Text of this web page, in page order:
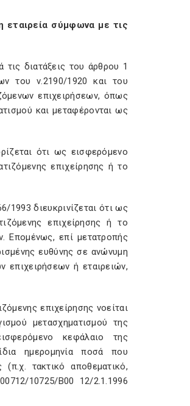
εταιρεία σύμφωνα με τις
διατάξεις του άρθρου 1
του ν.2190/1920 και του
επιχειρήσεων, όπως
και μεταφέρονται ως
ότι ως εισφερόμενο
επιχείρησης ή το
διευκρινίζεται ότι ως
επιχείρησης ή το
Επομένως, επί μετατροπής
ευθύνης σε ανώνυμη
επιχειρήσεων ή εταιρειών,
επιχείρησης νοείται
μετασχηματισμού της
κεφάλαιο της
ημερομηνία ποσά που
τακτικό αποθεματικό,
10725/Β00 12/2.1.1996